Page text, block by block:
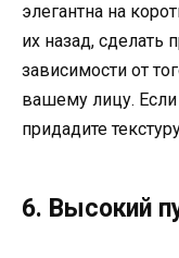
элегантна на
их назад, сделать
зависимости от
вашему лицу.
придадите
6. Высокий